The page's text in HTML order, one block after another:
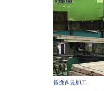
賃挽き賃加工